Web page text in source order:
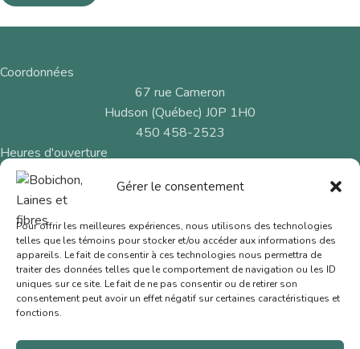
Gérer le consentement
Pour offrir les meilleures expériences, nous utilisons des technologies
telles que les témoins pour stocker et/ou accéder aux informations des
appareils. Le fait de consentir à ces technologies nous permettra de
traiter des données telles que le comportement de navigation ou les ID
uniques sur ce site. Le fait de ne pas consentir ou de retirer son
consentement peut avoir un effet négatif sur certaines caractéristiques et
fonctions.
Coordonnées
67 rue Cameron
Hudson (Québec) J0P 1H0
450 458-2523
Heures d'ouverture
11 h à 17 h
Menu
Fibres naturelles
Aiguilles et crochets
Cartes-cadeaux